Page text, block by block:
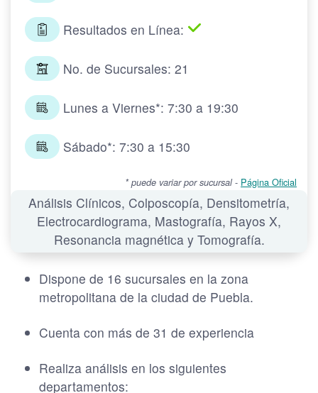
Resultados en Línea:
No. de Sucursales: 21
Lunes a Viernes*: 7:30 a 19:30
Sábado*: 7:30 a 15:30
* puede variar por sucursal- Página Oficial
Análisis Clínicos, Colposcopía, Densitometría,
Electrocardiograma, Mastografía, Rayos X,
Resonancia magnética y Tomografía.
Dispone de 16 sucursales en la zona
metropolitana de la ciudad de Puebla.
Cuenta con más de 31 de experiencia
Realiza análisis en los siguientes
departamentos: